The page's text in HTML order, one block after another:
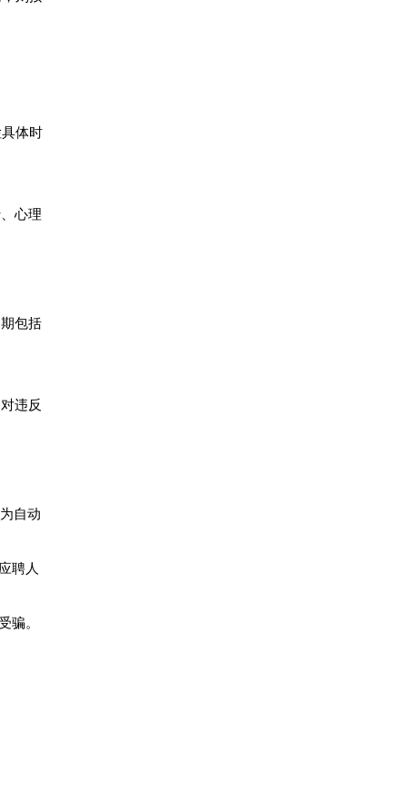
体时
心理
包括
违反
自动
聘人
骗。